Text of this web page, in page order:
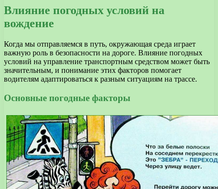
Влияние погодных условий на
вождение
Когда мы отправляемся в путь, окружающая среда играет
важную роль в безопасности на дороге. Влияние погодных
условий на управление транспортным средством может быть
значительным, и понимание этих факторов помогает
водителям адаптироваться к разным ситуациям на трассе.
Основные погодные факторы